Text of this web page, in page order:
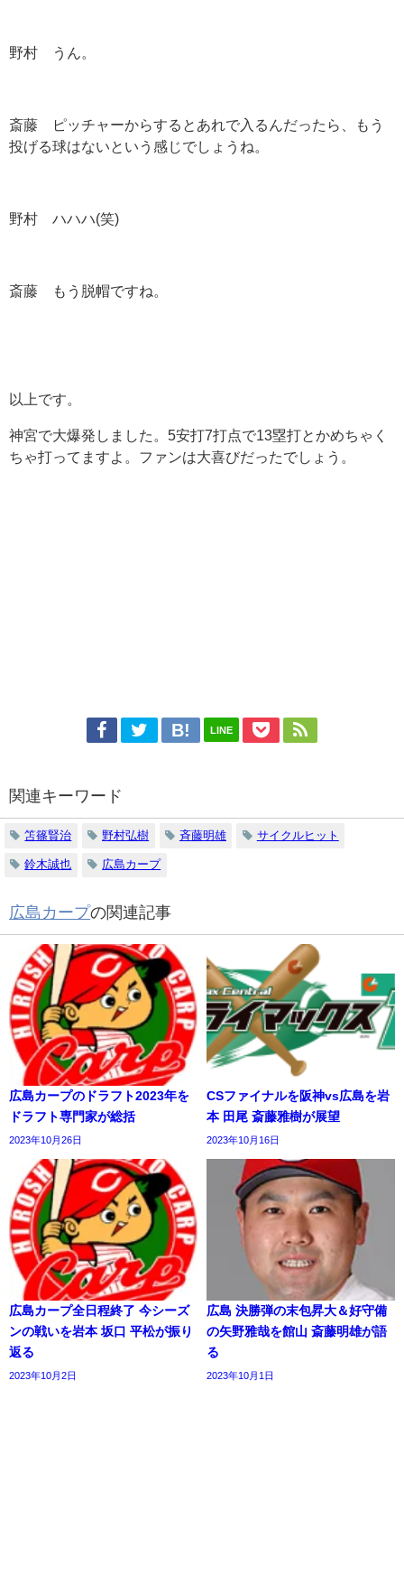
野村 うん。
斎藤 ピッチャーからするとあれで入るんだったら、もう
投げる球はないという感じでしょうね。
野村 ハハハ(笑)
斎藤 もう脱帽ですね。
以上です。
神宮で大爆発しました。5安打7打点で13塁打とかめちゃく
ちゃ打ってますよ。ファンは大喜びだったでしょう。
LINE
関連キーワード
笘篠賢治 野村弘樹 斉藤明雄 サイクルヒット
鈴木誠也 広島カープ
広島カープの関連記事
広島カープのドラフト2023年を
ドラフト専門家が総括
2023年10月26日
CSファイナルを阪神vs広島を岩
本 田尾 斎藤雅樹が展望
2023年10月16日
広島カープ全日程終了 今シーズ
ンの戦いを岩本 坂口 平松が振り
返る
2023年10月2日
広島 決勝弾の末包昇大＆好守備
の矢野雅哉を館山 斎藤明雄が語
る
2023年10月1日